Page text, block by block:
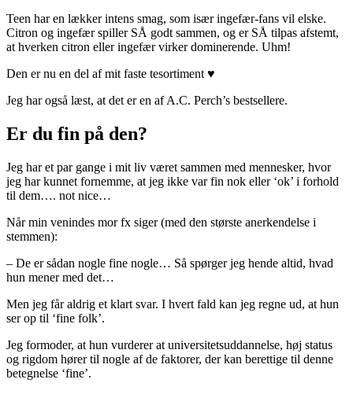
Teen har en lækker intens smag, som især ingefær-fans vil elske.
Citron og ingefær spiller SÅ godt sammen, og er SÅ tilpas afstemt,
at hverken citron eller ingefær virker dominerende. Uhm!
Den er nu en del af mit faste tesortiment ♥
Jeg har også læst, at det er en af A.C. Perch’s bestsellere.
Er du fin på den?
Jeg har et par gange i mit liv været sammen med mennesker, hvor
jeg har kunnet fornemme, at jeg ikke var fin nok eller ‘ok’ i forhold
til dem…. not nice…
Når min venindes mor fx siger (med den største anerkendelse i
stemmen):
– De er sådan nogle fine nogle… Så spørger jeg hende altid, hvad
hun mener med det…
Men jeg får aldrig et klart svar. I hvert fald kan jeg regne ud, at hun
ser op til ‘fine folk’.
Jeg formoder, at hun vurderer at universitetsuddannelse, høj status
og rigdom hører til nogle af de faktorer, der kan berettige til denne
betegnelse ‘fine’.